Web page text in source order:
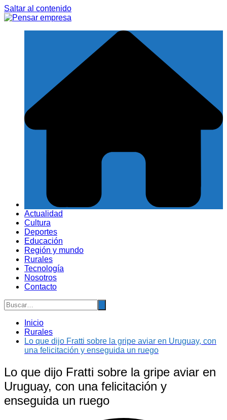
Saltar al contenido
Actualidad
Cultura
Deportes
Educación
Región y mundo
Rurales
Tecnología
Nosotros
Contacto
Inicio
Rurales
Lo que dijo Fratti sobre la gripe aviar en Uruguay, con
una felicitación y enseguida un ruego
Lo que dijo Fratti sobre la gripe aviar en
Uruguay, con una felicitación y
enseguida un ruego